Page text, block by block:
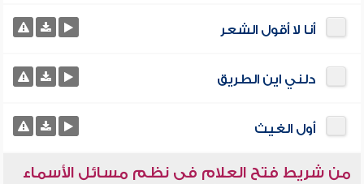
أنا لا أقول الشعر
دلني اين الطريق
أول الغيث
من شريط فتح العلام فى نظم مسائل الأسماء